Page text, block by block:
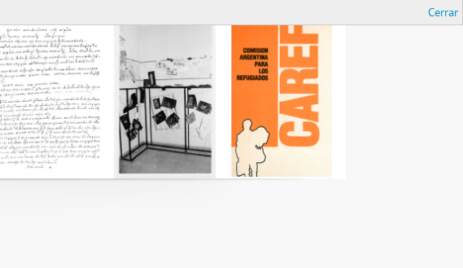
Cerrar